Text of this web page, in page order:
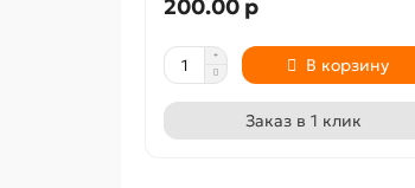
200.00 р
В корзину
Заказ в 1 клик